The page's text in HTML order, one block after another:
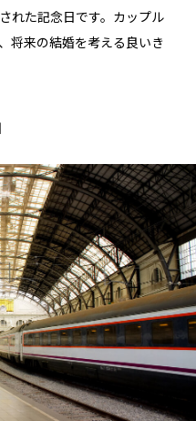
れた記念日です。カップル
将来の結婚を考える良いき